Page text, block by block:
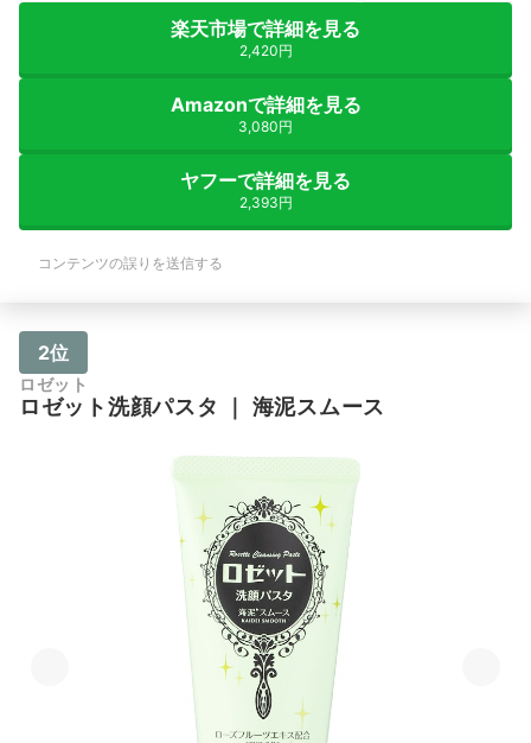
楽天市場で詳細を見る
2,420円
Amazonで詳細を見る
3,080円
ヤフーで詳細を見る
2,393円
コンテンツの誤りを送信する
2位
ロゼット
ロゼット洗顔パスタ ｜ 海泥スムース